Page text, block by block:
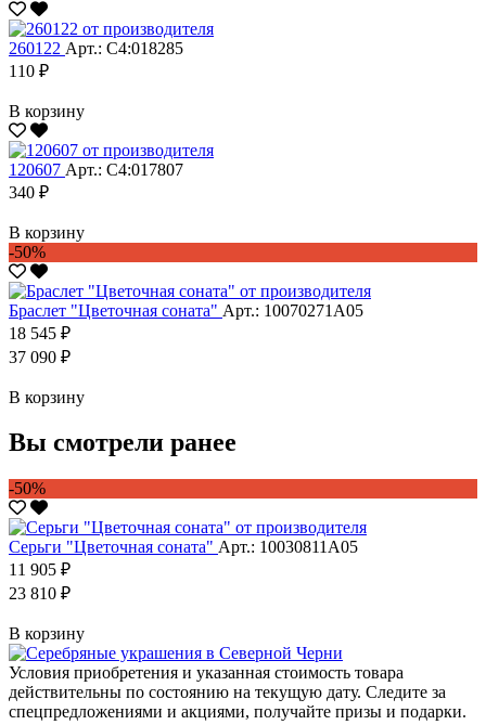
260122 Арт.: С4:018285
110 ₽
В корзину
120607 Арт.: С4:017807
340 ₽
В корзину
-50%
Браслет "Цветочная соната" Арт.: 10070271А05
18 545 ₽
37 090 ₽
В корзину
Вы смотрели ранее
-50%
Серьги "Цветочная соната" Арт.: 10030811А05
11 905 ₽
23 810 ₽
В корзину
Условия приобретения и указанная стоимость товара
действительны по состоянию на текущую дату. Следите за
спецпредложениями и акциями, получайте призы и подарки.